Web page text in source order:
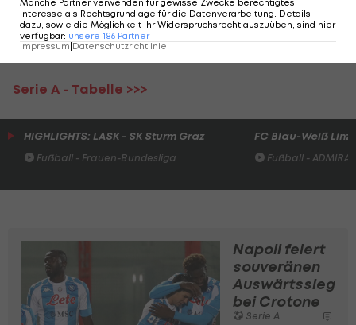
macht es sich an zwölfter Stelle gemütlich.
Serie A - Spielplan/Ergebnisse >>>
Serie A - Tabelle >>>
HIGHLIGHTS: LASK - SK Sturm Graz
Fußball - Frauen-Bundesliga
FC Blau-Weiß Linz
Fußball -
Napoli feiert
souveränen
Auswärtssieg
bei Crotone
Serie A
Interesse als Rechtsgrundlage für die Datenverarbeitung. Details
dazu, sowie die Möglichkeit Ihr Widerspruchsrecht auszuüben, sind hier
verfügbar: unsere 186 Partner
Impressum|Datenschutzrichtlinie